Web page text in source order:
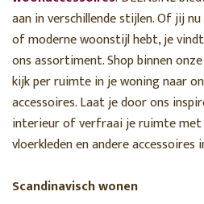
aan in verschillende stijlen. Of jij
of moderne woonstijl hebt, je
ons assortiment. Shop binnen
kijk per ruimte in je woning naar
accessoires. Laat je door ons
interieur of verfraai je ruimte met
vloerkleden en andere
Scandinavisch wonen